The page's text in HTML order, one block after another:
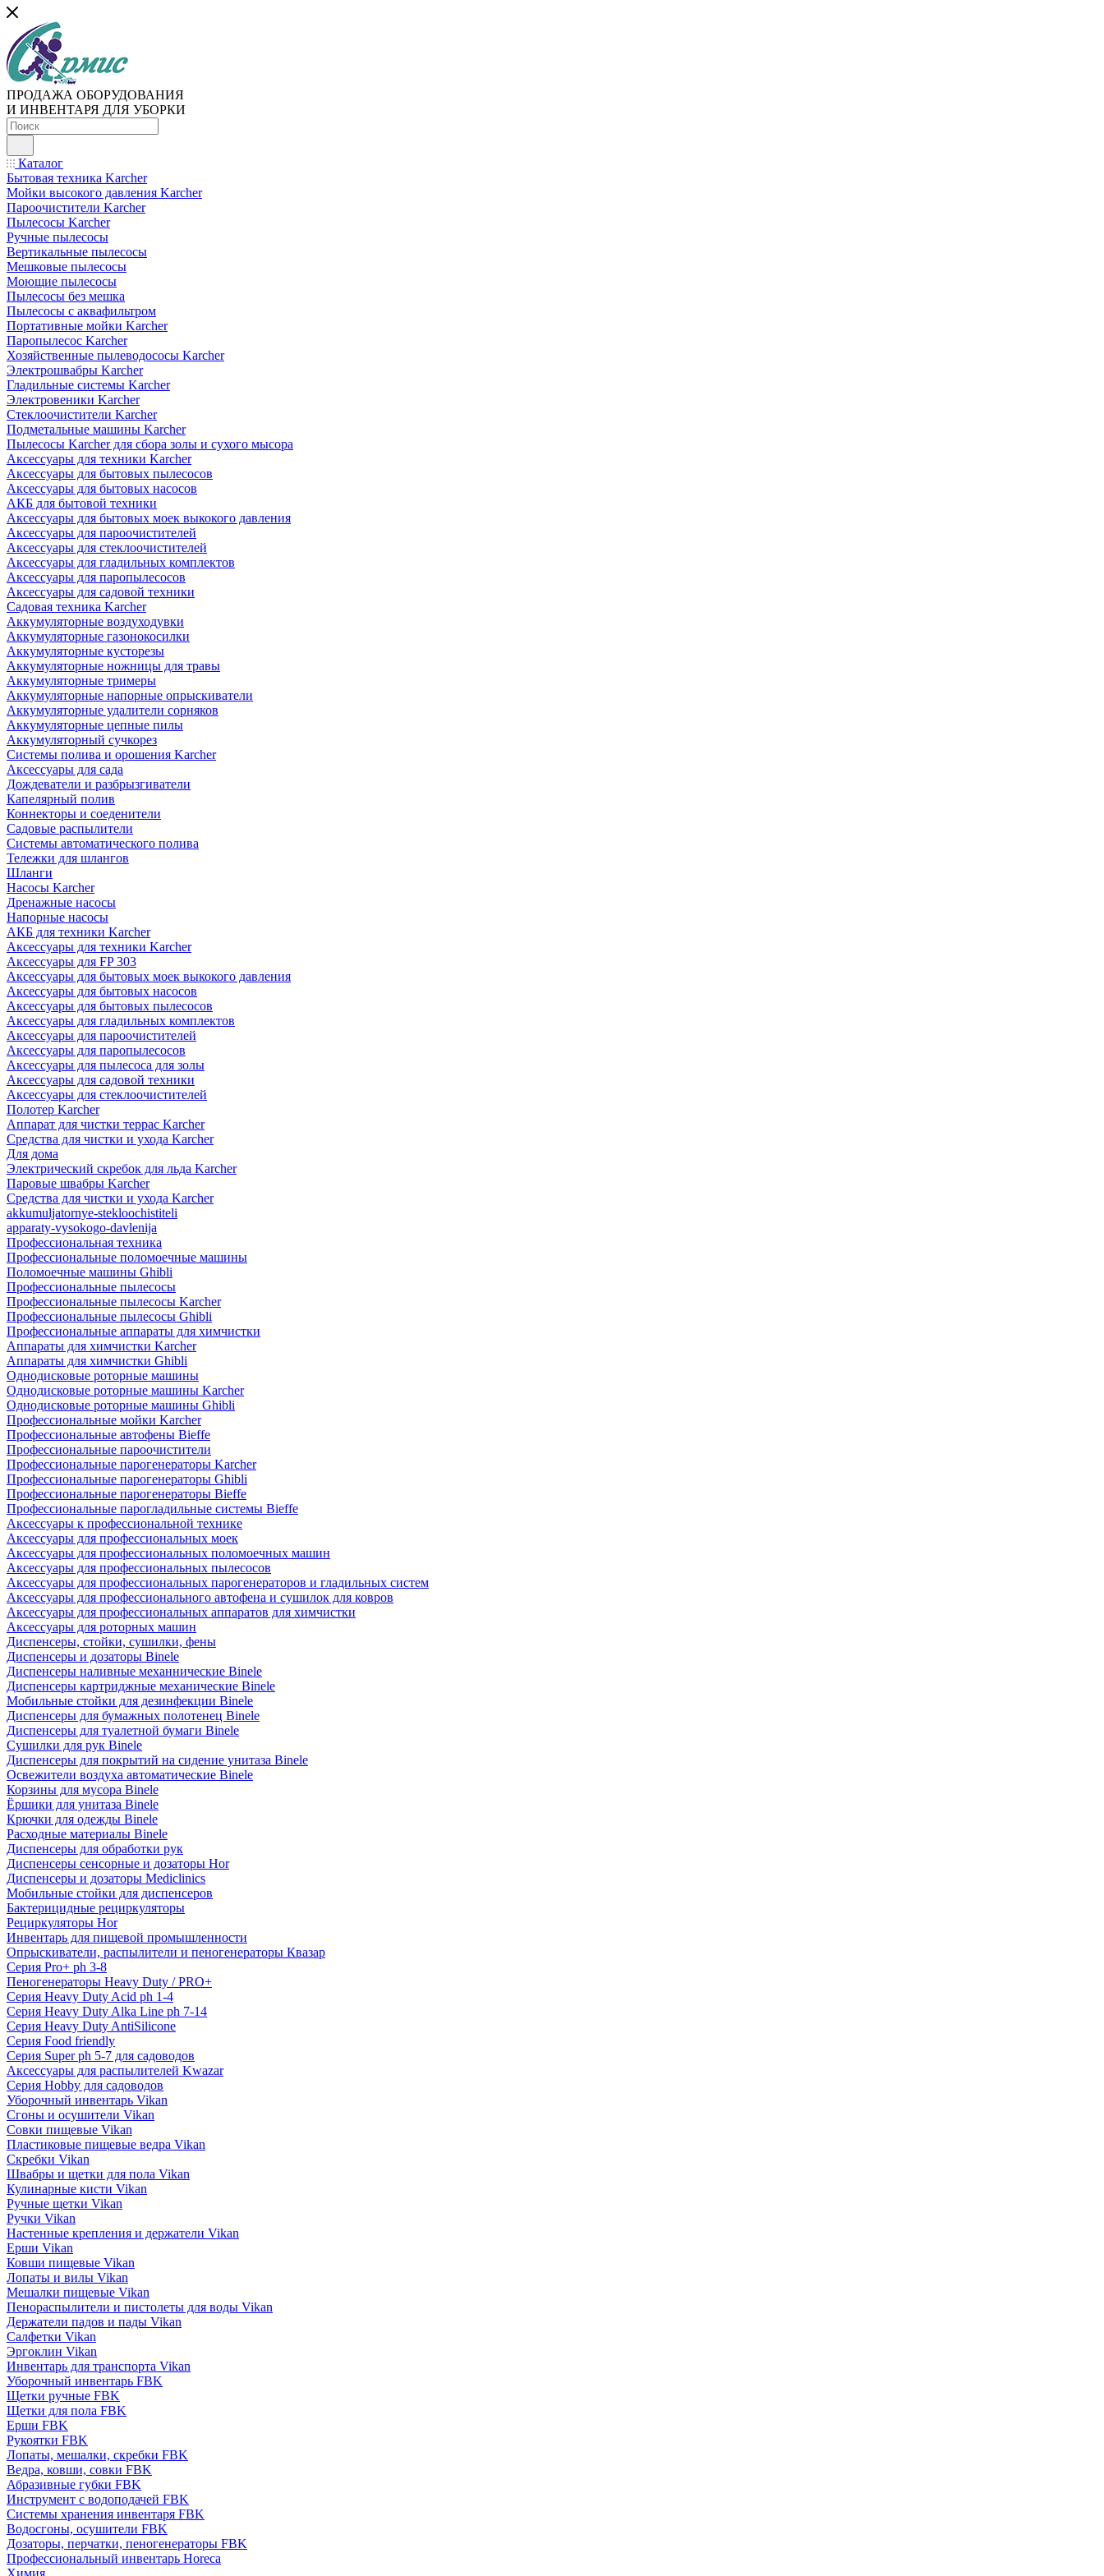
ПРОДАЖА ОБОРУДОВАНИЯ
И ИНВЕНТАРЯ ДЛЯ УБОРКИ
Каталог
Бытовая техника Karcher
Мойки высокого давления Karcher
Пароочистители Karcher
Пылесосы Karcher
Ручные пылесосы
Вертикальные пылесосы
Мешковые пылесосы
Моющие пылесосы
Пылесосы без мешка
Пылесосы с аквафильтром
Портативные мойки Karcher
Паропылесос Karcher
Хозяйственные пылеводососы Karcher
Электрошвабры Karcher
Гладильные системы Karcher
Электровеники Karcher
Стеклоочистители Karcher
Подметальные машины Karcher
Пылесосы Karcher для сбора золы и сухого мысора
Аксессуары для техники Karcher
Аксессуары для бытовых пылесосов
Аксессуары для бытовых насосов
АКБ для бытовой техники
Аксессуары для бытовых моек выкокого давления
Аксессуары для пароочистителей
Аксессуары для стеклоочистителей
Аксессуары для гладильных комплектов
Аксессуары для паропылесосов
Аксессуары для садовой техники
Садовая техника Karcher
Аккумуляторные воздуходувки
Аккумуляторные газонокосилки
Аккумуляторные кусторезы
Аккумуляторные ножницы для травы
Аккумуляторные тримеры
Аккумуляторные напорные опрыскиватели
Аккумуляторные удалители сорняков
Аккумуляторные цепные пилы
Аккумуляторный сучкорез
Системы полива и орошения Karcher
Аксессуары для сада
Дождеватели и разбрызгиватели
Капелярный полив
Коннекторы и соеденители
Садовые распылители
Системы автоматического полива
Тележки для шлангов
Шланги
Насосы Karcher
Дренажные насосы
Напорные насосы
АКБ для техники Karcher
Аксессуары для техники Karcher
Аксессуары для FP 303
Аксессуары для бытовых моек выкокого давления
Аксессуары для бытовых насосов
Аксессуары для бытовых пылесосов
Аксессуары для гладильных комплектов
Аксессуары для пароочистителей
Аксессуары для паропылесосов
Аксессуары для пылесоса для золы
Аксессуары для садовой техники
Аксессуары для стеклоочистителей
Полотер Karcher
Аппарат для чистки террас Karcher
Средства для чистки и ухода Karcher
Для дома
Электрический скребок для льда Karcher
Паровые швабры Karcher
Средства для чистки и ухода Karcher
akkumuljatornye-stekloochistiteli
apparaty-vysokogo-davlenija
Профессиональная техника
Профессиональные поломоечные машины
Поломоечные машины Ghibli
Профессиональные пылесосы
Профессиональные пылесосы Karcher
Профессиональные пылесосы Ghibli
Профессиональные аппараты для химчистки
Аппараты для химчистки Karcher
Аппараты для химчистки Ghibli
Однодисковые роторные машины
Однодисковые роторные машины Karcher
Однодисковые роторные машины Ghibli
Профессиональные мойки Karcher
Профессиональные автофены Bieffe
Профессиональные пароочистители
Профессиональные парогенераторы Karcher
Профессиональные парогенераторы Ghibli
Профессиональные парогенераторы Bieffe
Профессиональные парогладильные системы Bieffe
Аксессуары к профессиональной технике
Аксессуары для профессиональных моек
Аксессуары для профессиональных поломоечных машин
Аксессуары для профессиональных пылесосов
Аксессуары для профессиональных парогенераторов и гладильных систем
Аксессуары для профессионального автофена и сушилок для ковров
Аксессуары для профессиональных аппаратов для химчистки
Аксессуары для роторных машин
Диспенсеры, стойки, сушилки, фены
Диспенсеры и дозаторы Binele
Диспенсеры наливные механнические Binele
Диспенсеры картриджные механические Binele
Мобильные стойки для дезинфекции Binele
Диспенсеры для бумажных полотенец Binele
Диспенсеры для туалетной бумаги Binele
Сушилки для рук Binele
Диспенсеры для покрытий на сидение унитаза Binele
Освежители воздуха автоматические Binele
Корзины для мусора Binele
Ёршики для унитаза Binele
Крючки для одежды Binele
Расходные материалы Binele
Диспенсеры для обработки рук
Диспенсеры сенсорные и дозаторы Hor
Диспенсеры и дозаторы Mediclinics
Мобильные стойки для диспенсеров
Бактерицидные рециркуляторы
Рециркуляторы Hor
Инвентарь для пищевой промышленности
Опрыскиватели, распылители и пеногенераторы Квазар
Серия Pro+ ph 3-8
Пеногенераторы Heavy Duty / PRO+
Серия Heavy Duty Acid ph 1-4
Серия Heavy Duty Alka Line ph 7-14
Серия Heavy Duty AntiSilicone
Серия Food friendly
Серия Super ph 5-7 для садоводов
Аксессуары для распылителей Kwazar
Серия Hobby для садоводов
Уборочный инвентарь Vikan
Сгоны и осушители Vikan
Совки пищевые Vikan
Пластиковые пищевые ведра Vikan
Скребки Vikan
Швабры и щетки для пола Vikan
Кулинарные кисти Vikan
Ручные щетки Vikan
Ручки Vikan
Настенные крепления и держатели Vikan
Ерши Vikan
Ковши пищевые Vikan
Лопаты и вилы Vikan
Мешалки пищевые Vikan
Пенораспылители и пистолеты для воды Vikan
Держатели падов и пады Vikan
Салфетки Vikan
Эргоклин Vikan
Инвентарь для транспорта Vikan
Уборочный инвентарь FBK
Щетки ручные FBK
Щетки для пола FBK
Ерши FBK
Рукоятки FBK
Лопаты, мешалки, скребки FBK
Ведра, ковши, совки FBK
Абразивные губки FBK
Инструмент с водоподачей FBK
Системы хранения инвентаря FBK
Водосгоны, осушители FBK
Дозаторы, перчатки, пеногенераторы FBK
Профессиональный инвентарь Horeca
Химия